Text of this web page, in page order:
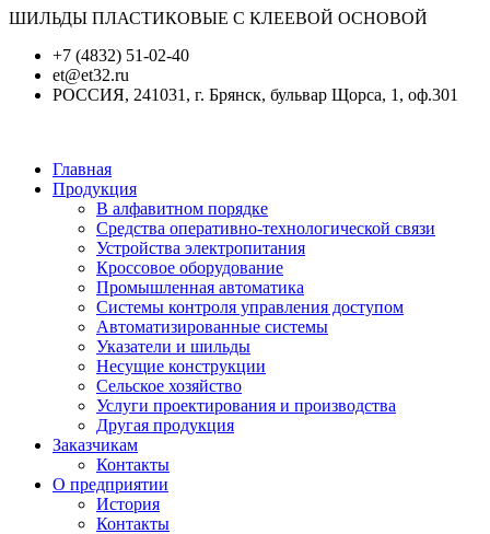
ШИЛЬДЫ ПЛАСТИКОВЫЕ С КЛЕЕВОЙ ОСНОВОЙ
+7 (4832) 51-02-40
et@et32.ru
РОССИЯ, 241031, г. Брянск, бульвар Щорса, 1, оф.301
Главная
Продукция
В алфавитном порядке
Средства оперативно-технологической связи
Устройства электропитания
Кроссовое оборудование
Промышленная автоматика
Системы контроля управления доступом
Автоматизированные системы
Указатели и шильды
Несущие конструкции
Сельское хозяйство
Услуги проектирования и производства
Другая продукция
Заказчикам
Контакты
О предприятии
История
Контакты